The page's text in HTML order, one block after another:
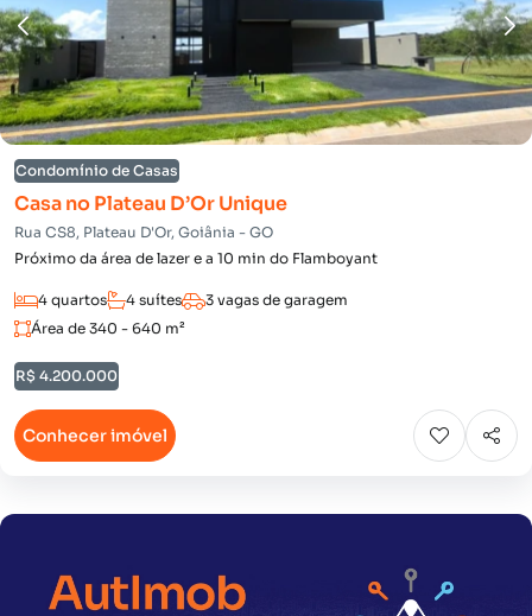
Condomínio de Casas
Casa no Plateau D’Or Unique
Rua CS8, Plateau D'Or, Goiânia - GO
Próximo da área de lazer e a 10 min do Flamboyant
4 quartos 4 suítes
3 vagas de garagem
Área de 340 - 640 m²
R$ 4.200.000
Conhecer imóvel